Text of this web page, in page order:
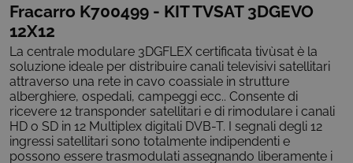
Fracarro K700499 - KIT TVSAT 3DGEVO
12X12
La centrale modulare 3DGFLEX certificata tivùsat è la
soluzione ideale per distribuire canali televisivi satellitari
attraverso una rete in cavo coassiale in strutture
alberghiere, ospedali, campeggi ecc.. Consente di
ricevere 12 transponder satellitari e di rimodulare i canali
HD o SD in 12 Multiplex digitali DVB-T. I segnali degli 12
ingressi satellitari sono totalmente indipendenti e
possono essere trasmodulati assegnando liberamente i